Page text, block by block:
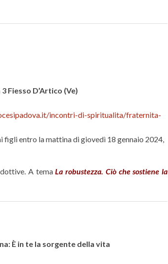
Fiesso D’Artico (Ve)
incontri-di-spiritualita/fraternita-
entro la mattina di giovedì 18 gennaio 2024,
A temaLa robustezza. Ciò che sostiene la
È in te la sorgente della vita